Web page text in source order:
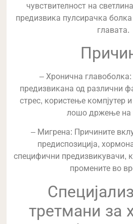
чувствителност на
предизвика пулсирачка
главата.
– Хронична
предизвикана од различни
стрес, користење компјутер
лошо држење на
– Мигрена: Причините
предиспозиција,
специфични предизвикувачи,
промените во
третмани за